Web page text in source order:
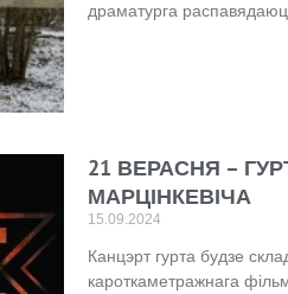
драматурга
21 ВЕРАСНЯ –
МАРЦІНКЕВІЧА
15.09.2024
Канцэрт гурта будзе
кароткаметражнага